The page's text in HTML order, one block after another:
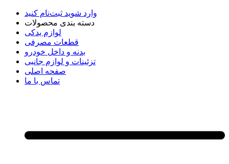
وارد شوید ثبت‌نام کنید
دسته بندی محصولات
لوازم یدکی
قطعات مصرفی
بدنه و داخل خودرو
تزئینات و لوازم جانبی
صفحه اصلی
تماس با ما